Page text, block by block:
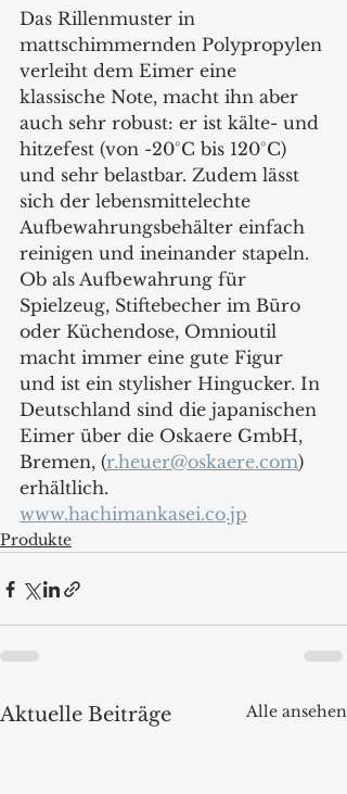
Das Rillenmuster in
mattschimmernden Polypropylen
verleiht dem Eimer eine
klassische Note, macht ihn aber
auch sehr robust: er ist kälte- und
hitzefest (von -20°C bis 120°C)
und sehr belastbar. Zudem lässt
sich der lebensmittelechte
Aufbewahrungsbehälter einfach
reinigen und ineinander stapeln.
Ob als Aufbewahrung für
Spielzeug, Stiftebecher im Büro
oder Küchendose, Omnioutil
macht immer eine gute Figur
und ist ein stylisher Hingucker. In
Deutschland sind die japanischen
Eimer über die Oskaere GmbH,
Bremen, (r.heuer@oskaere.com)
erhältlich.
www.hachimankasei.co.jp
Produkte
Aktuelle Beiträge Alle ansehen